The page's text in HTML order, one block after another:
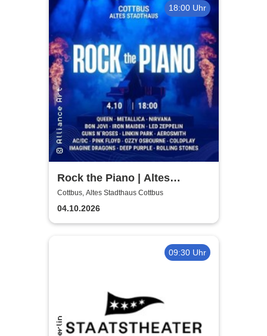
18:00 Uhr
Rock the Piano | Altes
Stadthaus Cottbus
Cottbus, Altes Stadthaus Cottbus
04.10.2026
09:30 Uhr